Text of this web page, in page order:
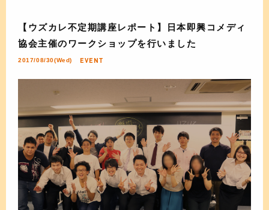
【ウズカレ不定期講座レポート】日本即興コメディ
協会主催のワークショップを行いました
2017/08/30(Wed) EVENT